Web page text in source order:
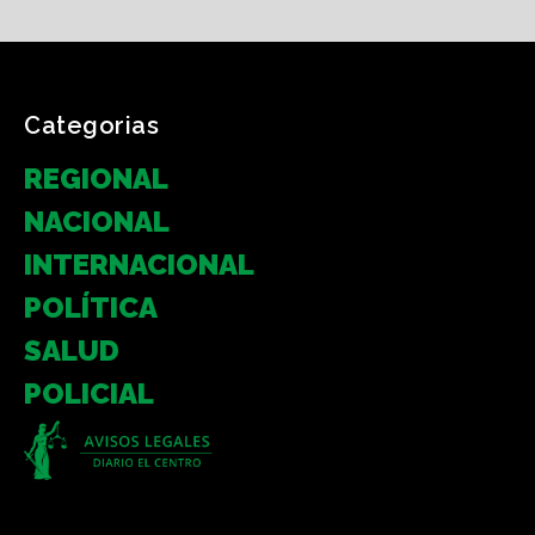
Categorias
REGIONAL
NACIONAL
INTERNACIONAL
POLÍTICA
SALUD
POLICIAL